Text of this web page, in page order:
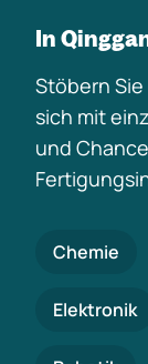
In
Stöbern
sich mit
und
Chemie
Elektronik